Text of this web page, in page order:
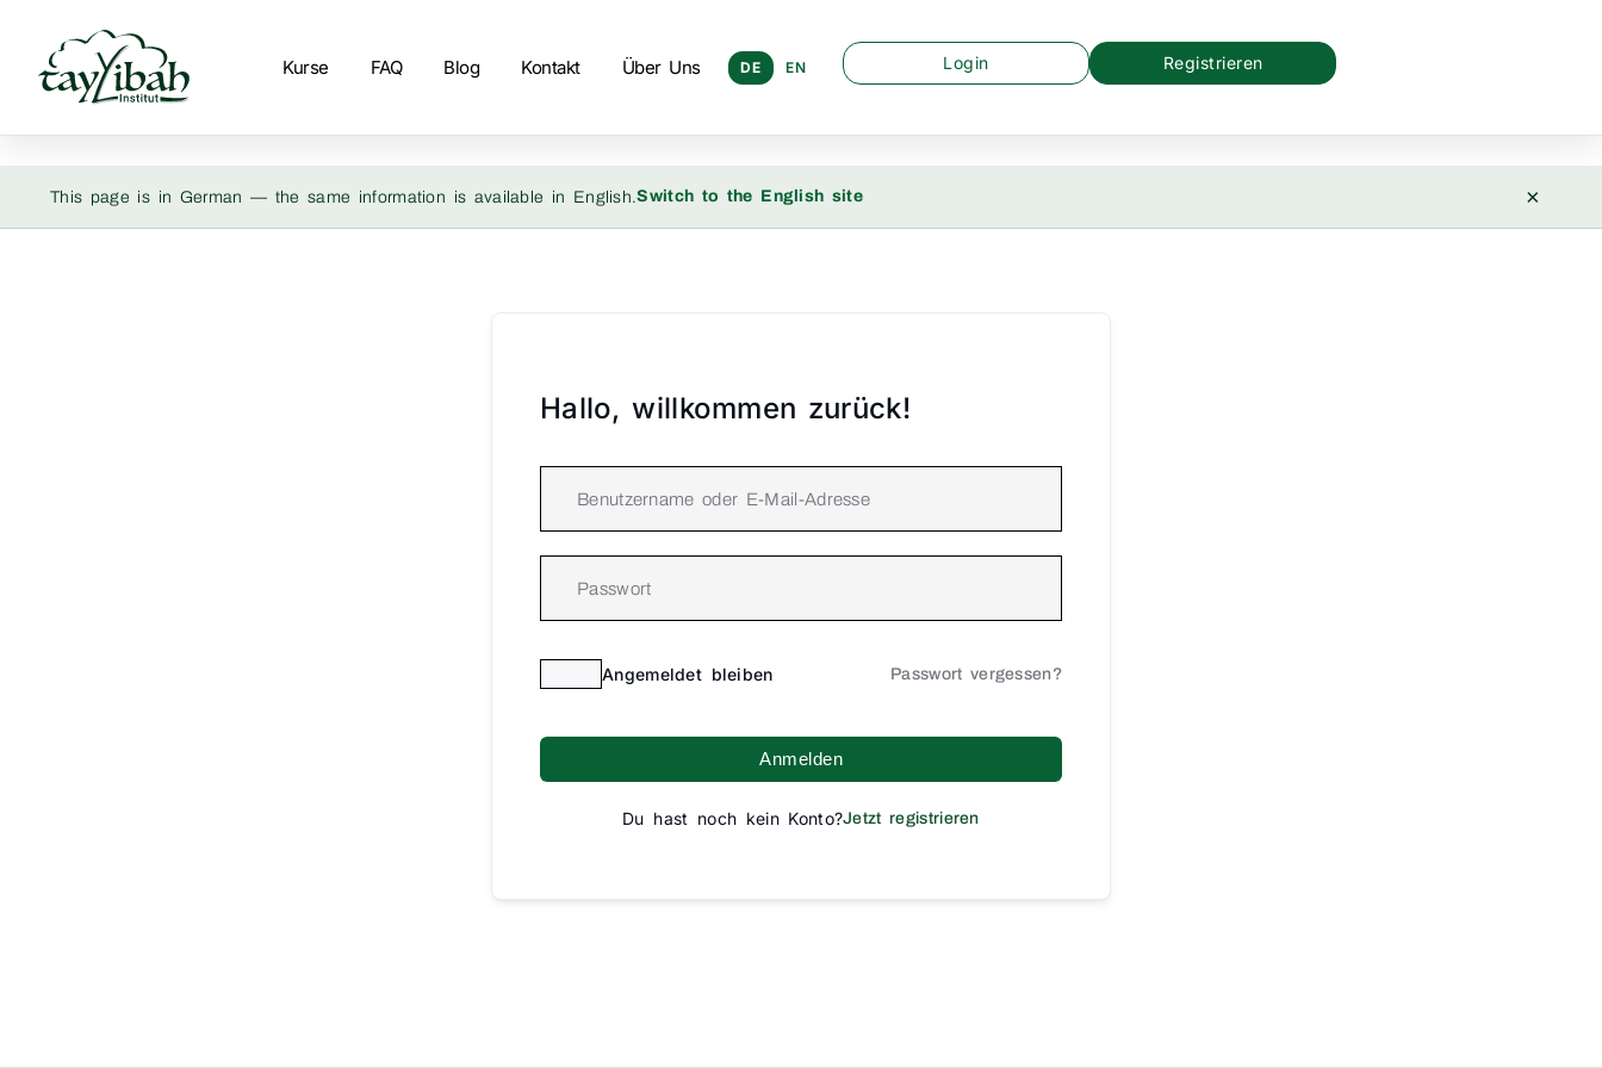
Kurse FAQ Blog Kontakt Über Uns DE EN Login Registrieren
This page is in German — the same information is available in English.Switch to the English site ×
Hallo, willkommen zurück!
Angemeldet bleiben Passwort vergessen?
Anmelden
Du hast noch kein Konto?Jetzt registrieren